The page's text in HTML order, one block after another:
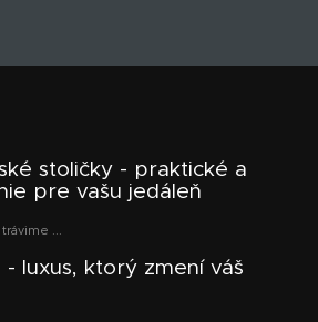
stoličky - praktické a
pre vašu jedáleň
...
- luxus, ktorý zmení váš